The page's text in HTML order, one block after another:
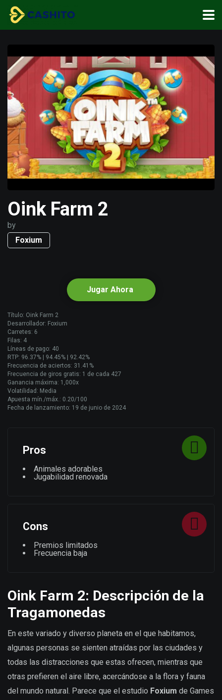
Oink Farm 2
by
Foxium
Jugar Ahora
Título: Oink Farm 2
Desarrollador: Foxium
Carretes: 6
Filas: 4
Líneas de pago: 40
RTP: 96.37% | 94.45% | 92.42%
Frecuencia de aciertos: 31.41%
Frecuencia de giros gratis: 1 de cada 427
Ganancia máxima: 1,000x
Volatilidad: Media
Apuesta mín./máx.: 0.20/100
Fecha de lanzamiento: 19 de junio de 2024
Pros
Animales adorables
Jugabilidad renovada
Cons
Premios limitados
Frecuencia baja
Oink Farm 2: Descripción de la
Tragamonedas
En este variado y diverso planeta en el que habitamos,
algunas personas se sienten atraídas por las ciudades y
todas las distracciones que estas ofrecen, mientras que
otras prefieren el aire libre, acercándose a la flora y fauna
del mundo natural. Parece que el estudio Foxium de Games